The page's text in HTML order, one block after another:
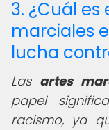
3. ¿Cuál es
marciales
lucha
Las artes
papel
racismo, ya